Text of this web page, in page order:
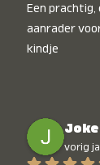
Een
aanrader
kindje
vorig